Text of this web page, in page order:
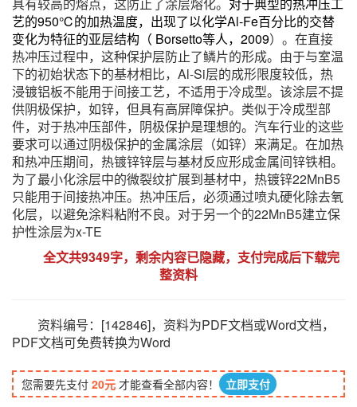
艺的950℃的加热温度，出现了以化学Al-Fe百分比的交替
变化为特征的亚层结构（ Borsetto等人，2009）。在直接
热冲压过程中，这种保护层防止了鳞片的形成。由于与室温
下的初始状态下的基材相比，Al-Si层的成形限度较低，热
浸镀铝板不能用于间接工艺，不适用于冷成型。该涂层不提
供阴极保护，如锌，但具有高屏障保护。类似于冷成型部
件，对于热冲压部件，阴极保护是理想的。汽车行业的这些
要求可以通过阴极保护的金属涂层（如锌）来满足。在加热
和热冲压期间，热镀锌锌层与基材反应形成金属间锌铁相。
为了最小化涂层中的微裂纹扩展到基材中，热镀锌22MnB5
只能用于间接热冲压。热冲压后，必须通过喷丸硬化除去氧
化层，以避免涂料粘附不良。对于另一个的22MnB5建立保
护性涂层为x-TE
全文共9349字，剩余内容已隐藏，支付完成后下载完
整资料
资料编号：[142846]，资料为PDF文档或Word文档，
PDF文档可免费转换为Word
您需要先支付 20元 才能查看全部内容！ 立即支付